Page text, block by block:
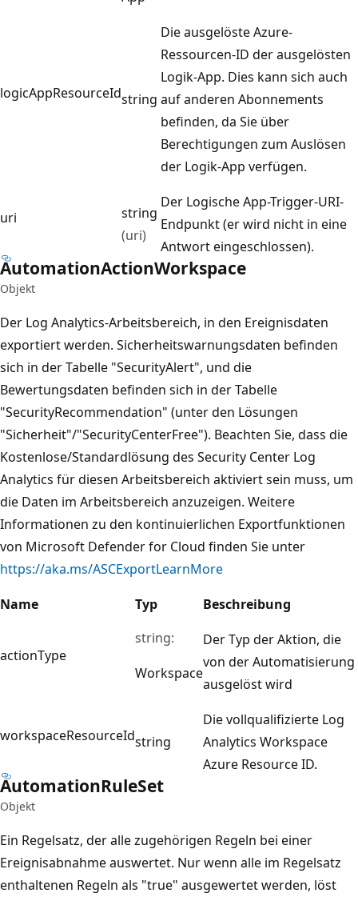
logicAppResourceIdstring
Die ausgelöste Azure-
Ressourcen-ID der ausgelösten
Logik-App. Dies kann sich auch
auf anderen Abonnements
befinden, da Sie über
Berechtigungen zum Auslösen
der Logik-App verfügen.
uri
string
(uri)
Der Logische App-Trigger-URI-
Endpunkt (er wird nicht in eine
Antwort eingeschlossen).
AutomationActionWorkspace
Objekt
Der Log Analytics-Arbeitsbereich, in den Ereignisdaten
exportiert werden. Sicherheitswarnungsdaten befinden
sich in der Tabelle "SecurityAlert", und die
Bewertungsdaten befinden sich in der Tabelle
"SecurityRecommendation" (unter den Lösungen
"Sicherheit"/"SecurityCenterFree"). Beachten Sie, dass die
Kostenlose/Standardlösung des Security Center Log
Analytics für diesen Arbeitsbereich aktiviert sein muss, um
die Daten im Arbeitsbereich anzuzeigen. Weitere
Informationen zu den kontinuierlichen Exportfunktionen
von Microsoft Defender for Cloud finden Sie unter
https://aka.ms/ASCExportLearnMore
Name
Typ Beschreibung
actionType
string:
Workspace
Der Typ der Aktion, die
von der Automatisierung
ausgelöst wird
workspaceResourceIdstring
Die vollqualifizierte Log
Analytics Workspace
Azure Resource ID.
AutomationRuleSet
Objekt
Ein Regelsatz, der alle zugehörigen Regeln bei einer
Ereignisabnahme auswertet. Nur wenn alle im Regelsatz
enthaltenen Regeln als "true" ausgewertet werden, löst